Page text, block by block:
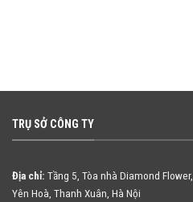
TRỤ SỞ CÔNG TY
Địa chỉ: Tầng 5, Tòa nhà Diamond Flower,
Yên Hoà, Thanh Xuân, Hà Nội